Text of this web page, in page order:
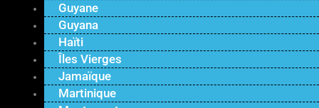
Guyane
Guyana
Haïti
Îles Vierges
Jamaïque
Martinique